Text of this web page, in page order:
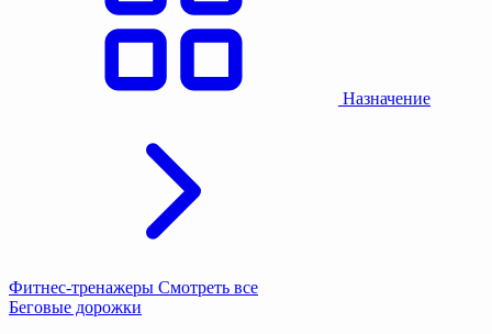
Назначение
Фитнес-тренажеры Смотреть все
Беговые дорожки